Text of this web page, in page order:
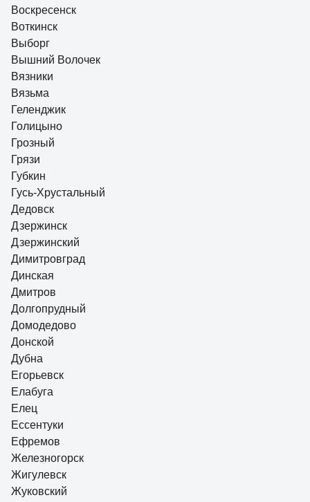
Воскресенск
Воткинск
Выборг
Вышний Волочек
Вязники
Вязьма
Геленджик
Голицыно
Грозный
Грязи
Губкин
Гусь-Хрустальный
Дедовск
Дзержинск
Дзержинский
Димитровград
Динская
Дмитров
Долгопрудный
Домодедово
Донской
Дубна
Егорьевск
Елабуга
Елец
Ессентуки
Ефремов
Железногорск
Жигулевск
Жуковский